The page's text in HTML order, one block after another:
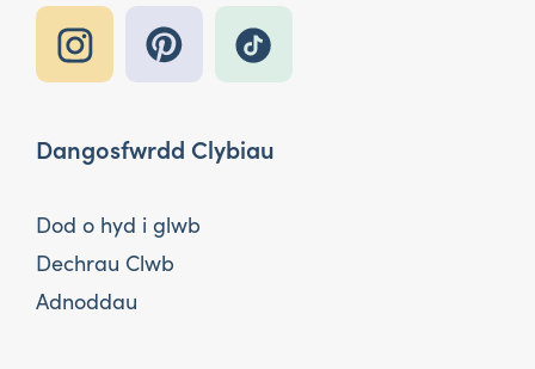
Dangosfwrdd Clybiau
Dod o hyd i glwb
Dechrau Clwb
Adnoddau